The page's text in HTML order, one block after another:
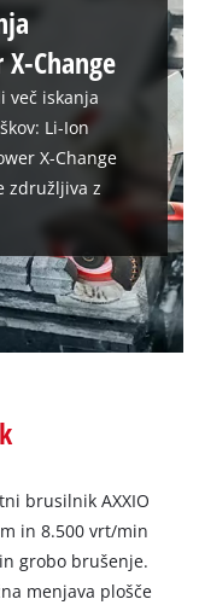
Google Maps
soglasje!
to load due
disclosed to the
Change
več iskanja
Li-Ion
X-Change
združljiva z
brusilnik AXXIO
in 8.500 vrt/min
grobo brušenje.
menjava plošče